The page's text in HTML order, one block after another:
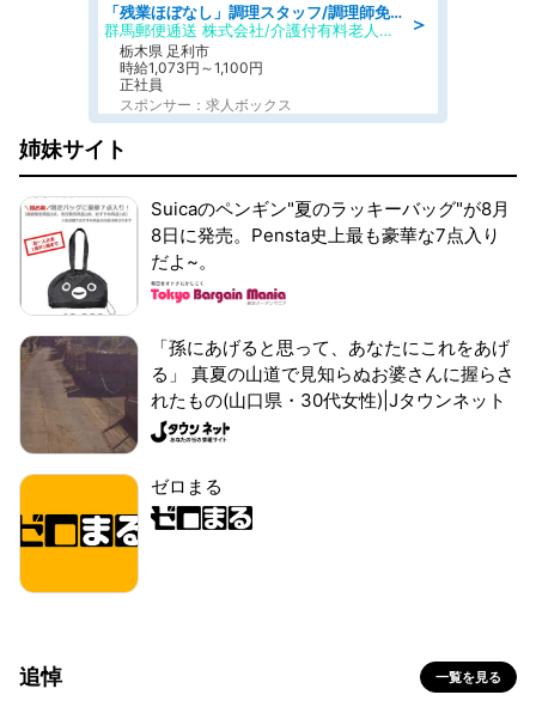
＞
「残業ほぼなし」調理スタッフ/調理師免許必須/正職員/日勤のみ/介護付き有料老人ホーム/社会保障完備
群馬郵便逓送 株式会社/介護付有料老人ホーム ふる里
栃木県 足利市
時給1,073円～1,100円
正社員
スポンサー：求人ボックス
姉妹サイト
Suicaのペンギン"夏のラッキーバッグ"が8月
8日に発売。Pensta史上最も豪華な7点入り
だよ~。
「孫にあげると思って、あなたにこれをあげ
る」 真夏の山道で見知らぬお婆さんに握らさ
れたもの(山口県・30代女性)|Jタウンネット
ゼロまる
追悼 一覧を見る